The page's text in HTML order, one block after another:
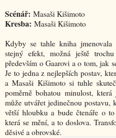
Scénář: Masaši Kišimoto
Kresba: Masaši Kišimoto
Kdyby se tahle kniha
stejný efekt, možná ještě
především o Gaarovi a o tom, jak
Je to jedna z nejlepších postav,
a Masaši Kišimoto si tuhle
poměrně bohatou minulost,
může utvářet jedinečnou postavu,
větší hloubku a bude čtenáře o
která se mění, a to doslova.
děsivé a obrovské.